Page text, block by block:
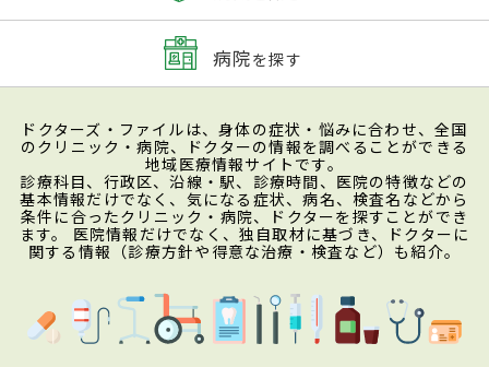
病院を探す
ドクターズ・ファイルは、身体の症状・悩みに合わせ、全国
のクリニック・病院、ドクターの情報を調べることができる
地域医療情報サイトです。
診療科目、行政区、沿線・駅、診療時間、医院の特徴などの
基本情報だけでなく、気になる症状、病名、検査名などから
条件に合ったクリニック・病院、ドクターを探すことができ
ます。 医院情報だけでなく、独自取材に基づき、ドクターに
関する情報（診療方針や得意な治療・検査など）も紹介。